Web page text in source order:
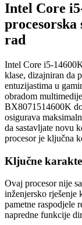
Intel Core
procesorska
rad
Intel Core i5-
klase, dizajniran da
entuzijastima u
obradom
BX8071514600K
osigurava
da sastavljate novu
procesor je ključna
Ključne
Ovaj procesor nije
inženjersko rješenje
pametne raspodjele
napredne funkcije